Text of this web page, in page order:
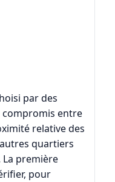
par des
entre
relative des
quartiers
La première
pour